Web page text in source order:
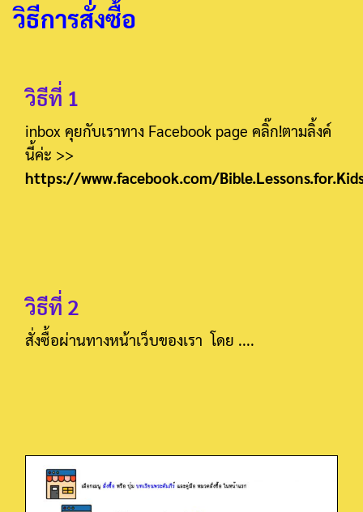
วิธีการสั่งซื้อ
วิธีที่ 1
inbox คุยกับเราทาง Facebook page คลิ๊ก!ตามลิ้งค์
นี้ค่ะ >>
https://www.facebook.com/
วิธีที่ 2
สั่งซื้อผ่านทางหน้าเว็บของเรา โดย ....